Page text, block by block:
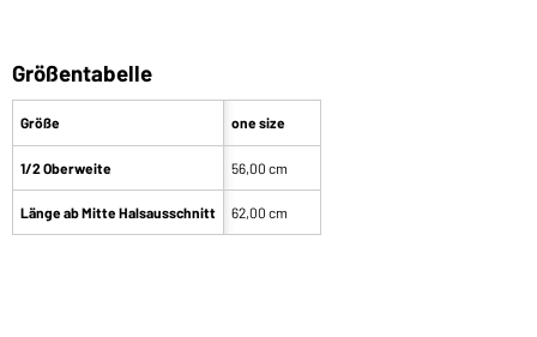
Größentabelle
Größe
1/2 Oberweite
Länge ab Mitte Halsausschnitt
one size
56,00 cm
62,00 cm